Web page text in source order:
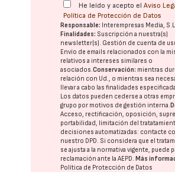
He leído y acepto elAviso
Política de Protección de Datos
Responsable: Interempresas Media,
Finalidades: Suscripción a nuestra(s)
newsletter(s). Gestión de cuenta de
Envío de emails relacionados con la
relativos a intereses similares o
asociados.Conservación: mientras
relación con Ud., o mientras sea
llevar a cabo las finalidades
Los datos pueden cederse a otras
grupo por motivos de gestión interna.
Acceso, rectificación, oposición,
portabilidad, limitación del
decisiones automatizadas: contacte
nuestro DPD. Si considera que el
se ajusta a la normativa vigente, puede
reclamación ante laAEPD.Más
Política de Protección de Datos